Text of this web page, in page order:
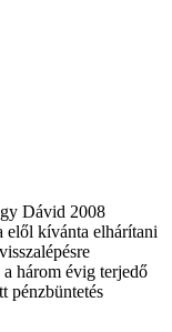
Dávid 2008
elől kívánta elhárítani
három évig terjedő
pénzbüntetés